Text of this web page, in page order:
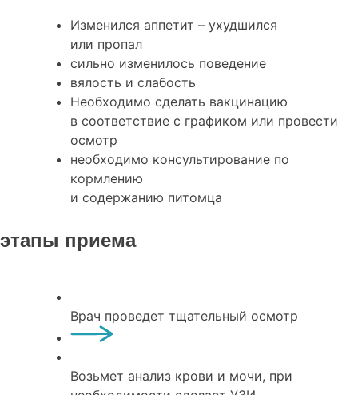
Изменился аппетит – ухудшился
или пропал
сильно изменилось поведение
вялость и слабость
Необходимо сделать вакцинацию
в соответствие с графиком или провести
осмотр
необходимо консультирование по
кормлению
и содержанию питомца
этапы приема
Врач проведет тщательный осмотр
Возьмет анализ крови и мочи, при